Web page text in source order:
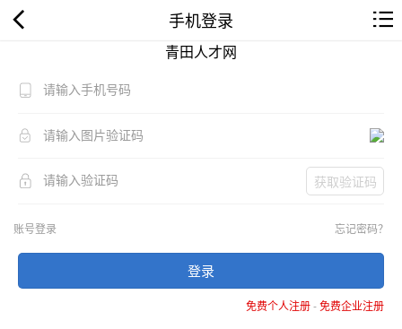
手机登录
青田人才网
获取验证码
账号登录 忘记密码？
登录
免费个人注册-免费企业注册